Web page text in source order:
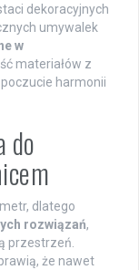
dekoracyjnych
umywalek
w
materiałów z
harmonii
do
dlatego
rozwiązań,
przestrzeń.
że nawet